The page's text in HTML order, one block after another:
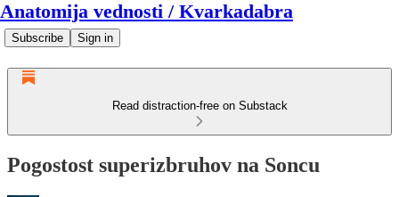
Anatomija vednosti / Kvarkadabra
Subscribe Sign in
Read distraction-free on Substack
Pogostost superizbruhov na Soncu